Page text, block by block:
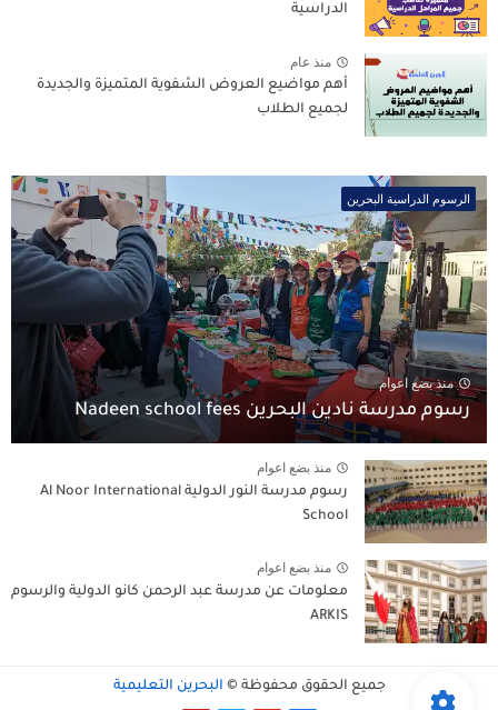
الدراسية
منذ عام
أهم مواضيع العروض الشفوية المتميزة والجديدة
لجميع الطلاب
الرسوم الدراسية البحرين
منذ بضع اعوام
رسوم مدرسة نادين البحرين Nadeen school fees
منذ بضع اعوام
رسوم مدرسة النور الدولية Al Noor International
School
منذ بضع اعوام
معلومات عن مدرسة عبد الرحمن كانو الدولية والرسوم
ARKIS
جميع الحقوق محفوظة © البحرين التعليمية